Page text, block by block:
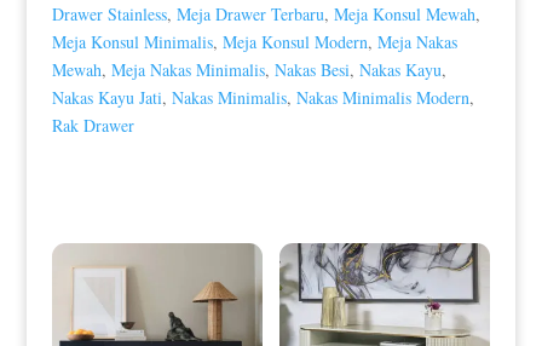
Drawer Stainless, Meja Drawer Terbaru, Meja Konsul Mewah,
Meja Konsul Minimalis, Meja Konsul Modern, Meja Nakas
Mewah, Meja Nakas Minimalis, Nakas Besi, Nakas Kayu,
Nakas Kayu Jati, Nakas Minimalis, Nakas Minimalis Modern,
Rak Drawer